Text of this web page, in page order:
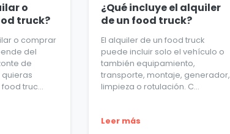
o
truck?
o comprar
del
de
truc...
¿Qué incluye el alquiler
de un food truck?
El alquiler de un food truck
puede incluir solo el vehículo o
también equipamiento,
transporte, montaje, generador,
limpieza o rotulación. C...
Leer más